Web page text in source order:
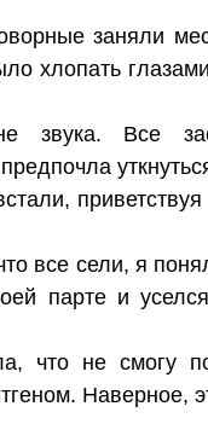
заняли
хлопать
Все
все сели, я
парте и
что не смогу
Наверное,